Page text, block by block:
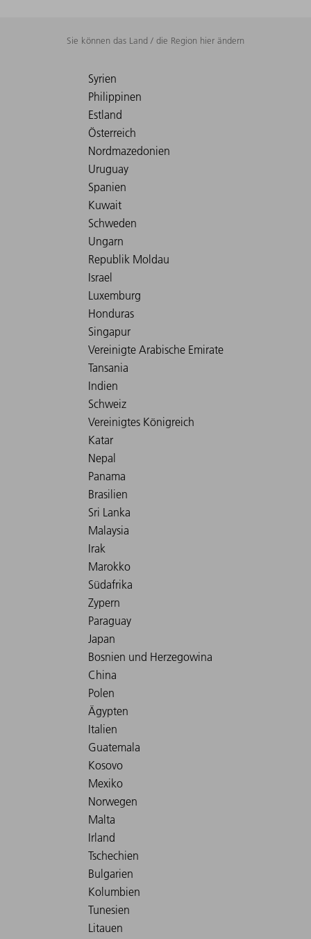
Sie können das Land / die Region hier ändern